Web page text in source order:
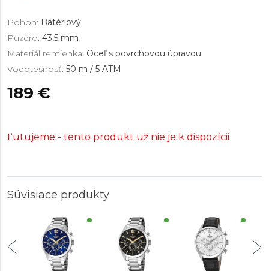
Pohon: Batériový
Puzdro: 43,5 mm
Materiál remienka: Oceľ s povrchovou úpravou
Vodotesnosť: 50 m / 5 ATM
189 €
Ľutujeme - tento produkt už nie je k dispozícii
Súvisiace produkty